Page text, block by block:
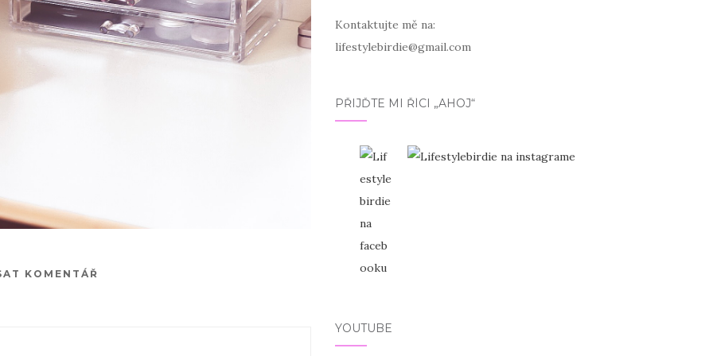
KOMENTÁŘ
Kontaktujte mě na:
lifestylebirdie@gmail.com
PŘIJĎTE MI ŘÍCI „AHOJ“
YOUTUBE